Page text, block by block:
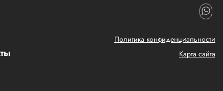
Политика конфиденциальности
Карта сайта